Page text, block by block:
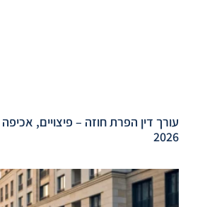
עורך דין הפרת חוזה – פיצויים, אכיפה
2026